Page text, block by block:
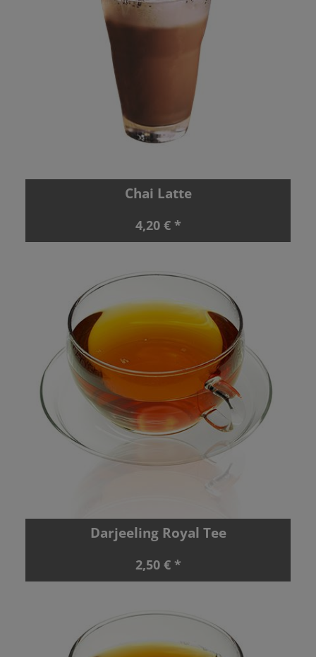
Chai Latte
4,20 € *
Darjeeling Royal Tee
2,50 € *